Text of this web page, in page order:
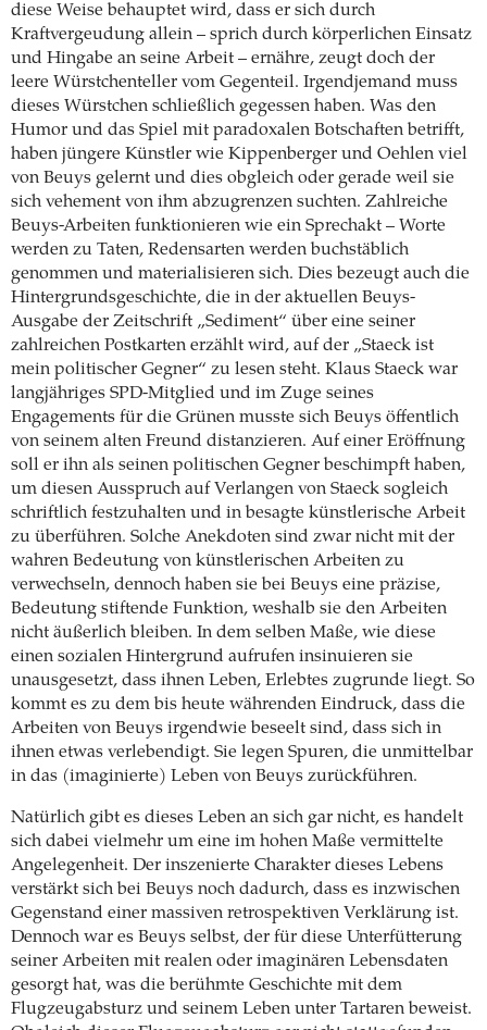
diese Weise behauptet wird, dass er sich durch
Kraftvergeudung allein – sprich durch körperlichen Einsatz
und Hingabe an seine Arbeit – ernähre, zeugt doch der
leere Würstchenteller vom Gegenteil. Irgendjemand muss
dieses Würstchen schließlich gegessen haben. Was den
Humor und das Spiel mit paradoxalen Botschaften betrifft,
haben jüngere Künstler wie Kippenberger und Oehlen viel
von Beuys gelernt und dies obgleich oder gerade weil sie
sich vehement von ihm abzugrenzen suchten. Zahlreiche
Beuys-Arbeiten funktionieren wie ein Sprechakt – Worte
werden zu Taten, Redensarten werden buchstäblich
genommen und materialisieren sich. Dies bezeugt auch die
Hintergrundsgeschichte, die in der aktuellen Beuys-
Ausgabe der Zeitschrift „Sediment“ über eine seiner
zahlreichen Postkarten erzählt wird, auf der „Staeck ist
mein politischer Gegner“ zu lesen steht. Klaus Staeck war
langjähriges SPD-Mitglied und im Zuge seines
Engagements für die Grünen musste sich Beuys öffentlich
von seinem alten Freund distanzieren. Auf einer Eröffnung
soll er ihn als seinen politischen Gegner beschimpft haben,
um diesen Ausspruch auf Verlangen von Staeck sogleich
schriftlich festzuhalten und in besagte künstlerische Arbeit
zu überführen. Solche Anekdoten sind zwar nicht mit der
wahren Bedeutung von künstlerischen Arbeiten zu
verwechseln, dennoch haben sie bei Beuys eine präzise,
Bedeutung stiftende Funktion, weshalb sie den Arbeiten
nicht äußerlich bleiben. In dem selben Maße, wie diese
einen sozialen Hintergrund aufrufen insinuieren sie
unausgesetzt, dass ihnen Leben, Erlebtes zugrunde liegt. So
kommt es zu dem bis heute währenden Eindruck, dass die
Arbeiten von Beuys irgendwie beseelt sind, dass sich in
ihnen etwas verlebendigt. Sie legen Spuren, die unmittelbar
in das (imaginierte) Leben von Beuys zurückführen.
Natürlich gibt es dieses Leben an sich gar nicht, es handelt
sich dabei vielmehr um eine im hohen Maße vermittelte
Angelegenheit. Der inszenierte Charakter dieses Lebens
verstärkt sich bei Beuys noch dadurch, dass es inzwischen
Gegenstand einer massiven retrospektiven Verklärung ist.
Dennoch war es Beuys selbst, der für diese Unterfütterung
seiner Arbeiten mit realen oder imaginären Lebensdaten
gesorgt hat, was die berühmte Geschichte mit dem
Flugzeugabsturz und seinem Leben unter Tartaren beweist.